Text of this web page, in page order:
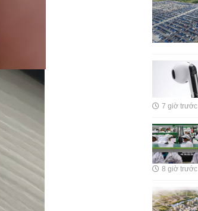
7 giờ trước
8 giờ trước